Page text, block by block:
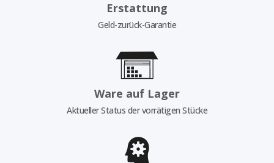
Erstattung
Geld-zurück-Garantie
Ware auf Lager
Aktueller Status der vorrätigen Stücke